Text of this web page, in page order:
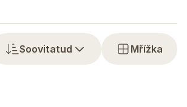
Soovitatud Mřížka